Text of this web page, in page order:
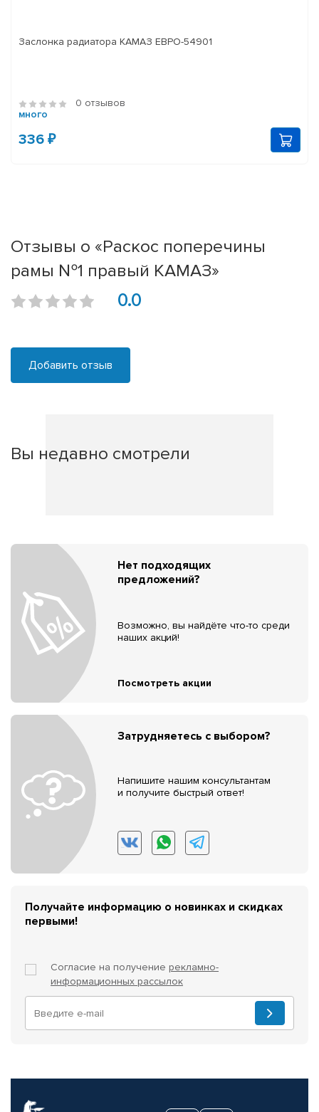
Заслонка радиатора КАМАЗ ЕВРО-54901
0 отзывов
много
336 ₽
Отзывы о «Раскос поперечины
рамы №1 правый КАМАЗ»
0.0
Добавить отзыв
Вы недавно смотрели
Нет подходящих
предложений?
Возможно, вы найдёте что-то среди
наших акций!
Посмотреть акции
Затрудняетесь с выбором?
Напишите нашим консультантам
и получите быстрый ответ!
Получайте информацию о новинках и скидках
первыми!
Согласие на получение рекламно-
информационных рассылок